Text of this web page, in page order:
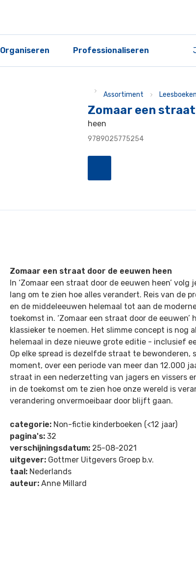
Organiseren Professionaliseren
Assortiment Leesboeken
Zomaar een
heen
9789025775254
Zomaar een straat door de eeuwen heen
In ‘Zomaar een straat door de eeuwen heen’ volg
lang om te zien hoe alles verandert. Reis van de
en de middeleeuwen helemaal tot aan de
toekomst in. ‘Zomaar een straat door de eeuwen’
klassieker te noemen. Het slimme concept is nog
helemaal in deze nieuwe grote editie - inclusief
Op elke spread is dezelfde straat te bewonderen,
moment, over een periode van meer dan 12.000
straat in een nederzetting van jagers en vissers
in de toekomst om te zien hoe onze wereld is
verandering onvermoeibaar door blijft gaan.
categorie: Non-fictie kinderboeken (<12 jaar)
pagina's: 32
verschijningsdatum: 25-08-2021
uitgever: Gottmer Uitgevers Groep b.v.
taal: Nederlands
auteur: Anne Millard